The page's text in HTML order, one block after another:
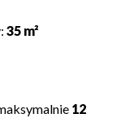
35 m²
12